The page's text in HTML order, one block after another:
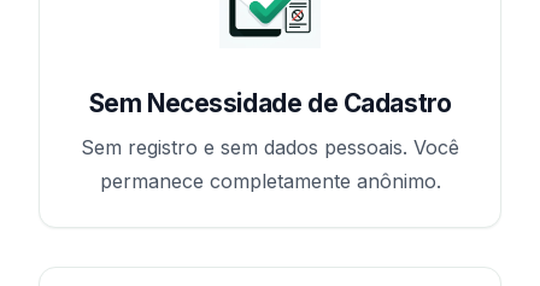
Sem Necessidade de Cadastro
Sem registro e sem dados pessoais. Você
permanece completamente anônimo.